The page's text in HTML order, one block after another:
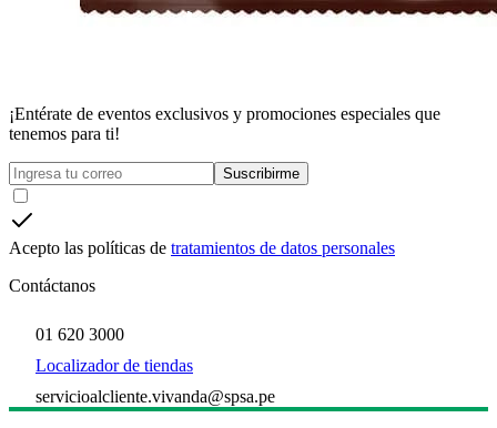
¡Entérate de eventos exclusivos y promociones especiales que
tenemos para ti!
Suscribirme
Acepto las políticas de tratamientos de datos personales
Contáctanos
01 620 3000
Localizador de tiendas
servicioalcliente.vivanda@spsa.pe